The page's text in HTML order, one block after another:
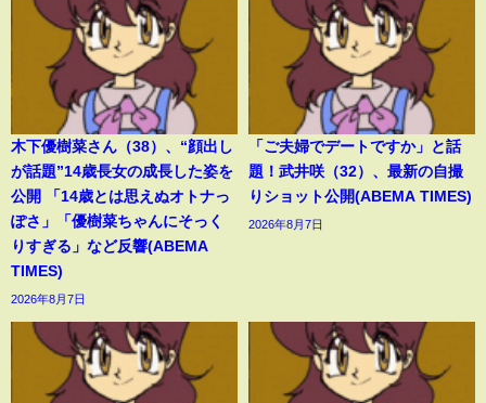
木下優樹菜さん（38）、“顔出し
が話題”14歳長女の成長した姿を
公開 「14歳とは思えぬオトナっ
ぽさ」「優樹菜ちゃんにそっく
りすぎる」など反響(ABEMA
TIMES)
2026年8月7日
「ご夫婦でデートですか」と話
題！武井咲（32）、最新の自撮
りショット公開(ABEMA TIMES)
2026年8月7日